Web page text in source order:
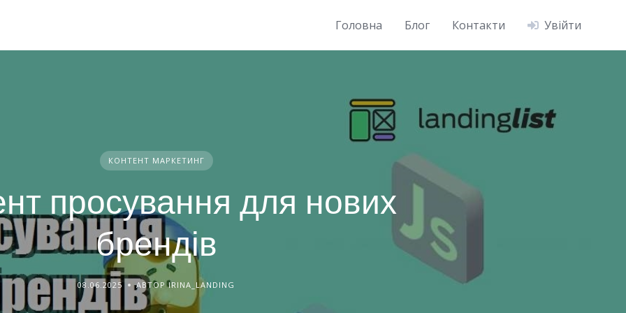
Головна Блог Контакти Увійти
КОНТЕНТ МАРКЕТИНГ
просування для нових
брендів
08.06.2025 АВТОР IRINA_LANDING